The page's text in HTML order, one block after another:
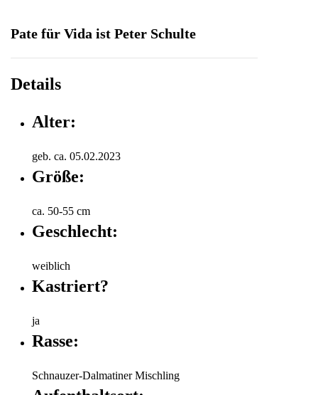
Pate für Vida ist Peter Schulte
Details
Alter:
geb. ca. 05.02.2023
Größe:
ca. 50-55 cm
Geschlecht:
weiblich
Kastriert?
ja
Rasse:
Schnauzer-Dalmatiner Mischling